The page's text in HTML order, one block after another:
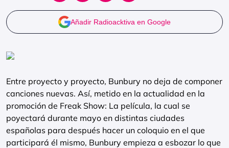
Añadir Radioacktiva en Google
Entre proyecto y proyecto, Bunbury no deja de componer
canciones nuevas. Así, metido en la actualidad en la
promoción de Freak Show: La película, la cual se
poyectará durante mayo en distintas ciudades
españolas para después hacer un coloquio en el que
participará él mismo, Bunbury empieza a esbozar lo que